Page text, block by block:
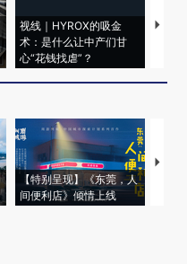
视线｜HYROX的吸金
术：是什么让中产们甘
心“花钱找虐”？
马航
粒
【特别呈现】《东莞，人
间便利店》倾情上线
【推